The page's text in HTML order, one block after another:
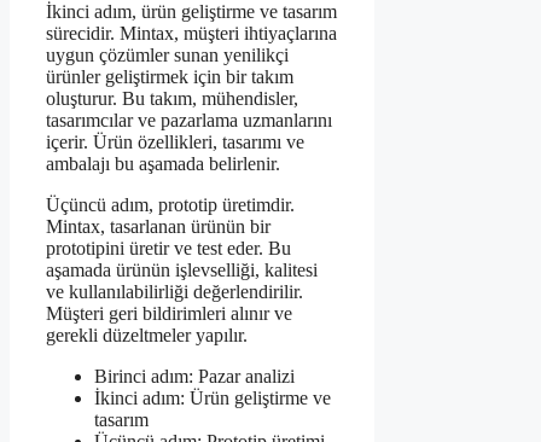
İkinci adım, ürün geliştirme ve tasarım
sürecidir. Mintax, müşteri ihtiyaçlarına
uygun çözümler sunan yenilikçi
ürünler geliştirmek için bir takım
oluşturur. Bu takım, mühendisler,
tasarımcılar ve pazarlama uzmanlarını
içerir. Ürün özellikleri, tasarımı ve
ambalajı bu aşamada belirlenir.
Üçüncü adım, prototip üretimdir.
Mintax, tasarlanan ürünün bir
prototipini üretir ve test eder. Bu
aşamada ürünün işlevselliği, kalitesi
ve kullanılabilirliği değerlendirilir.
Müşteri geri bildirimleri alınır ve
gerekli düzeltmeler yapılır.
Birinci adım: Pazar analizi
İkinci adım: Ürün geliştirme ve
tasarım